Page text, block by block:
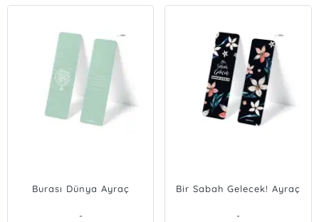
Burası Dünya Ayraç
-
Bir Sabah Gelecek! Ayraç
-